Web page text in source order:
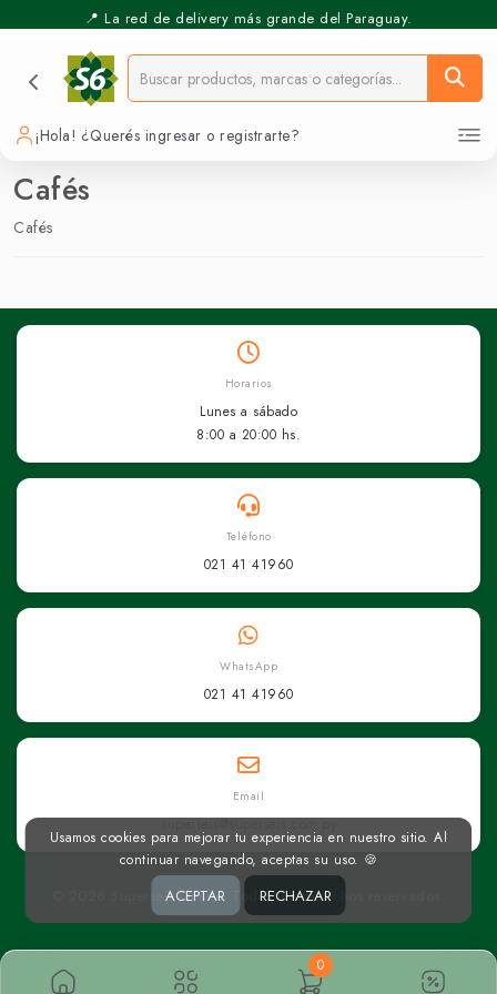
📍 La red de delivery más grande del Paraguay.
¡Hola! ¿Querés ingresar o registrarte?
Cafés
Cafés
0
Horarios
Lunes a sábado
8:00 a 20:00 hs.
Teléfono
021 41 41960
WhatsApp
021 41 41960
Email
superseis@superseis.com.py
© 2026 Superseis Online. Todos los derechos reservados.
Usamos cookies para mejorar tu experiencia en nuestro sitio. Al
continuar navegando, aceptas su uso. 🍪
ACEPTAR RECHAZAR